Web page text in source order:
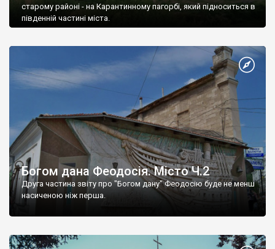
старому районі - на Карантинному пагорбі, який підноситься в
південній частині міста.
Богом дана Феодосія. Місто Ч.2
Друга частина звіту про "Богом дану" Феодосію буде не менш
насиченою ніж перша.